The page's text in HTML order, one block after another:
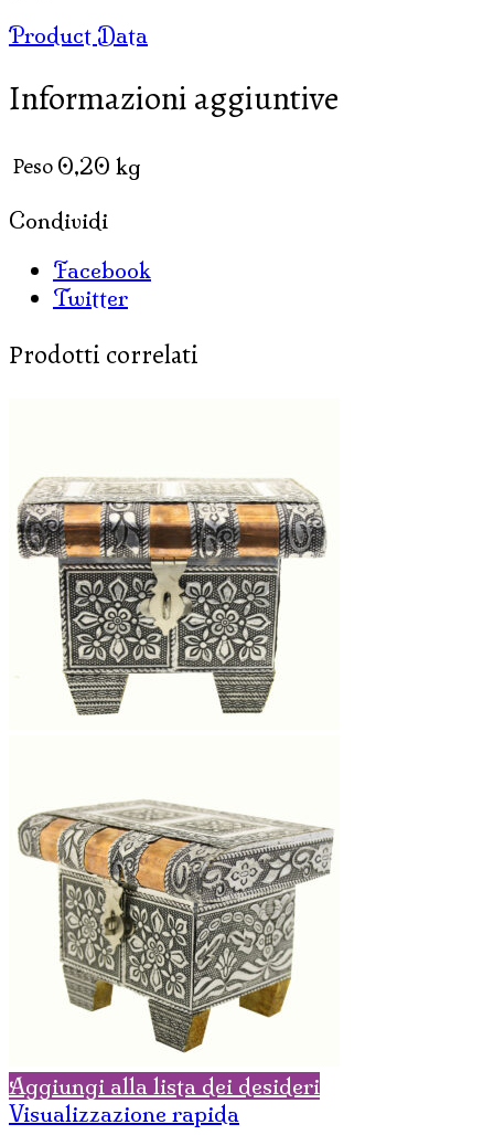
Product Data
Informazioni aggiuntive
Peso 0,20 kg
Condividi
Facebook
Twitter
Prodotti correlati
Aggiungi alla lista dei desideri
Visualizzazione rapida